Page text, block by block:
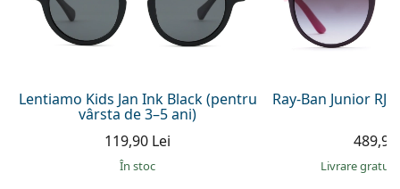
Lentiamo Kids Jan Ink Black (pentru
vârsta de 3–5 ani)
119,90 Lei
În stoc
Ray-Ban Junior
Livrare